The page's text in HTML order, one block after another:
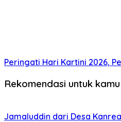
Peringati Hari Kartini 2026,
Rekomendasi untuk kamu
Jamaluddin dari Desa